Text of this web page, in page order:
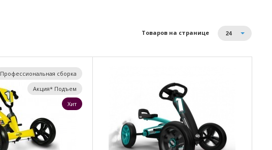
Товаров на странице 24
Профессиональная сборка
Акция* Подъем
Хит